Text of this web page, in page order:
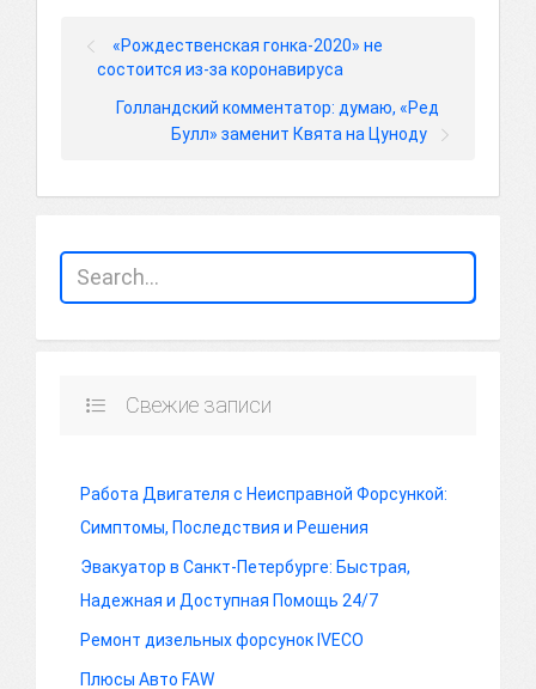
«Рождественская гонка-2020» не
состоится из-за коронавируса
Голландский комментатор: думаю, «Ред
Булл» заменит Квята на Цуноду
Свежие записи
Работа Двигателя с Неисправной Форсункой:
Симптомы, Последствия и Решения
Эвакуатор в Санкт-Петербурге: Быстрая,
Надежная и Доступная Помощь 24/7
Ремонт дизельных форсунок IVECO
Плюсы Авто FAW